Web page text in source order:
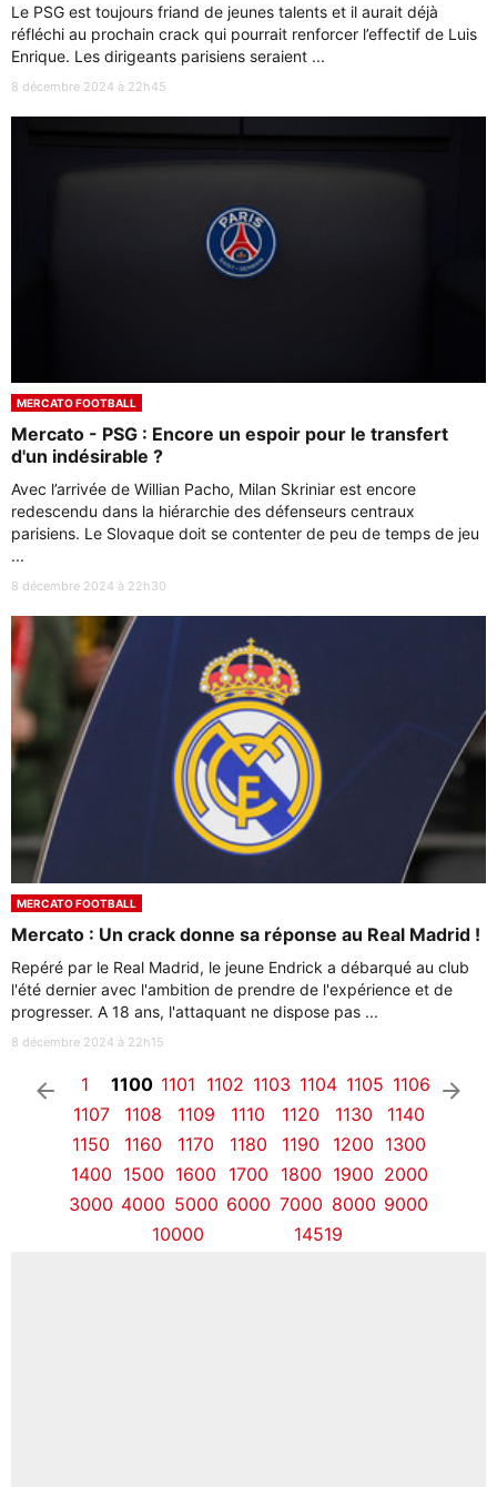
Le PSG est toujours friand de jeunes talents et il aurait déjà
réfléchi au prochain crack qui pourrait renforcer l’effectif de Luis
Enrique. Les dirigeants parisiens seraient ...
8 décembre 2024 à 22h45
MERCATO FOOTBALL
Mercato - PSG : Encore un espoir pour le transfert
d'un indésirable ?
Avec l’arrivée de Willian Pacho, Milan Skriniar est encore
redescendu dans la hiérarchie des défenseurs centraux
parisiens. Le Slovaque doit se contenter de peu de temps de jeu
...
8 décembre 2024 à 22h30
MERCATO FOOTBALL
Mercato : Un crack donne sa réponse au Real Madrid !
Repéré par le Real Madrid, le jeune Endrick a débarqué au club
l'été dernier avec l'ambition de prendre de l'expérience et de
progresser. A 18 ans, l'attaquant ne dispose pas ...
8 décembre 2024 à 22h15
arrow_left 1 1100 1101 1102 1103 1104 1105 1106
1107
1108 1109 1110 1120 1130
1140
1150
1160 1170 1180 1190 1200 1300
1400 1500 1600 1700 1800 1900 2000
3000 4000 5000 6000 7000 8000 9000
10000
14519
arrow_right